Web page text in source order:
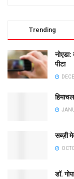
Trending
नोएडा:
पीटा
सब्ज़ी
डॉ.